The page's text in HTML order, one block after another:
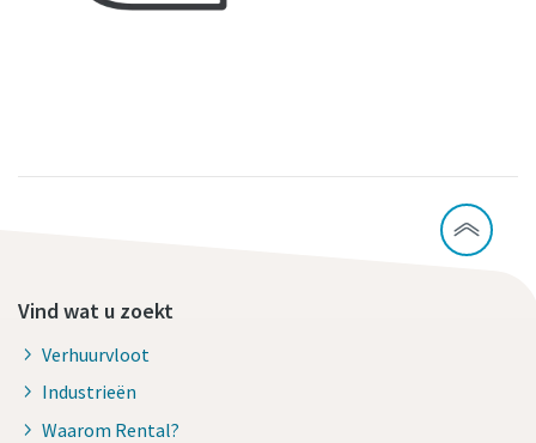
Vind wat u zoekt
Verhuurvloot
Industrieën
Waarom Rental?